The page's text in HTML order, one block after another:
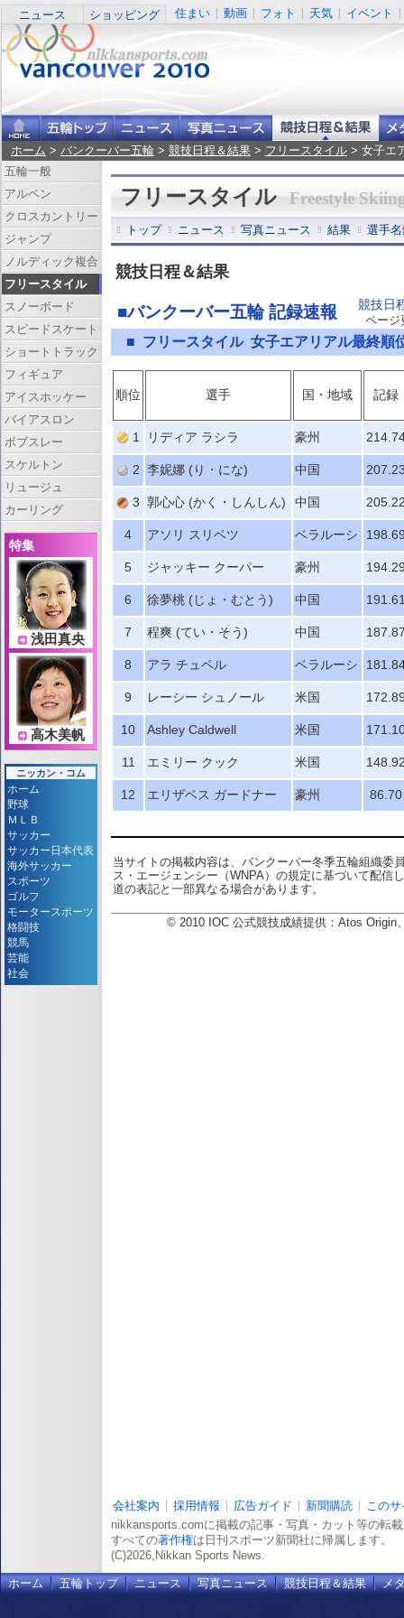
ニュース ショッピング 住まい 動画 フォト 天気 イベント
ホーム > バンクーバー五輪 > 競技日程＆結果 > フリースタイル > 女子エ
フリースタイル Freestyle
トップ ニュース 写真ニュース 結果 選手
競技日程＆結果
■バンクーバー五輪 記録速報 競技日
ペー
■ フリースタイル 女子エアリアル最終順
順位 選手 国・地域 記録
1 リディア ラシラ 豪州
2 李妮娜 (り・にな) 中国
3 郭心心 (かく・しんしん) 中国
4 アソリ スリベツ ベラルーシ
5 ジャッキー クーパー 豪州
6 徐夢桃 (じょ・むとう) 中国
7 程爽 (てい・そう) 中国
8 アラ チュペル ベラルーシ
9 レーシー シュノール 米国
10 Ashley Caldwell 米国
11 エミリー クック 米国
12 エリザベス ガードナー 豪州 86.70
当サイトの掲載内容は、バンクーバー冬季五輪組織委
ス・エージェンシー（WNPA）の規定に基づいて配信
道の表記と一部異なる場合があります。
© 2010 IOC 公式競技成績提供：Atos Origin
五輪一般
アルペン
クロスカントリー
ジャンプ
ノルディック複合
フリースタイル
スノーボード
スピードスケート
ショートトラック
フィギュア
アイスホッケー
バイアスロン
ボブスレー
スケルトン
リュージュ
カーリング
特集
浅田真央
高木美帆
ニッカン・コム
ホーム
野球
ＭＬＢ
サッカー
サッカー日本代表
海外サッカー
スポーツ
ゴルフ
モータースポーツ
格闘技
競馬
芸能
社会
会社案内 採用情報 広告ガイド 新聞購読
この
nikkansports.comに掲載の記事・写真・カット等の転
すべての著作権は日刊スポーツ新聞社に帰属します。
(C)2026,Nikkan Sports News.
ホーム 五輪トップ ニュース 写真ニュース 競技日程＆結果 メ